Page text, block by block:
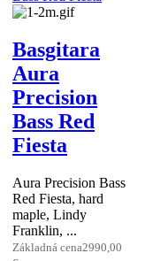
Basgitara
Aura Black
Elektrická
handmade basgitara
Aura Black Mirror 4
strunová.